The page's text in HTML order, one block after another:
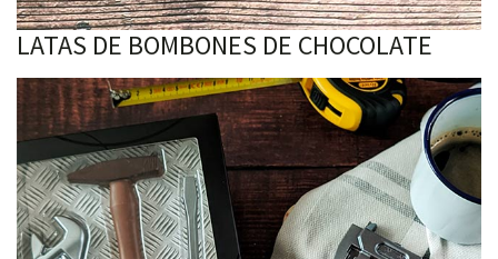
LATAS DE BOMBONES DE CHOCOLATE